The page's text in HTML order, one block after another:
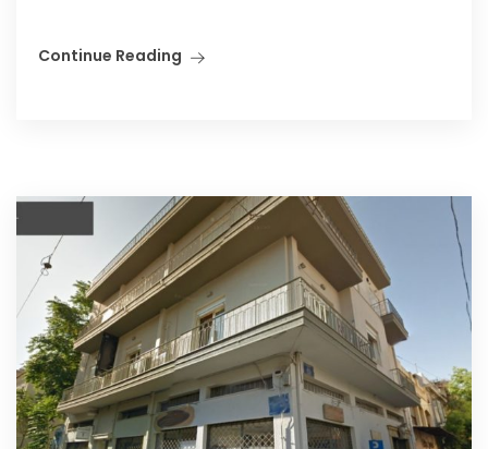
Continue Reading